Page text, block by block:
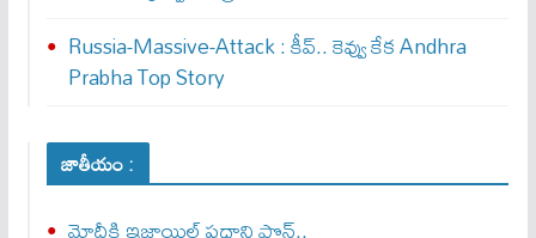
Russia-Massive-Attack : కీవ్‌.. కెవ్వు కేక‌ Andhra
Prabha Top Story
జాతీయం :